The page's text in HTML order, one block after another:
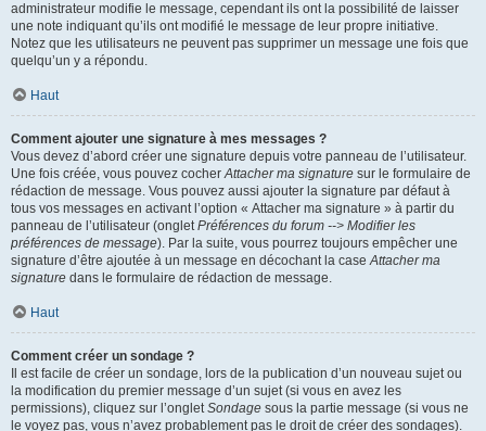
administrateur modifie le message, cependant ils ont la possibilité de laisser
une note indiquant qu’ils ont modifié le message de leur propre initiative.
Notez que les utilisateurs ne peuvent pas supprimer un message une fois que
quelqu’un y a répondu.
Haut
Comment ajouter une signature à mes messages ?
Vous devez d’abord créer une signature depuis votre panneau de l’utilisateur.
Une fois créée, vous pouvez cocherAttacher ma signature sur le formulaire de
rédaction de message. Vous pouvez aussi ajouter la signature par défaut à
tous vos messages en activant l’option « Attacher ma signature » à partir du
panneau de l’utilisateur (ongletPréférences du forum --> Modifier les
préférences de message). Par la suite, vous pourrez toujours empêcher une
signature d’être ajoutée à un message en décochant la caseAttacher ma
signature dans le formulaire de rédaction de message.
Haut
Comment créer un sondage ?
Il est facile de créer un sondage, lors de la publication d’un nouveau sujet ou
la modification du premier message d’un sujet (si vous en avez les
permissions), cliquez sur l’ongletSondage sous la partie message (si vous ne
le voyez pas, vous n’avez probablement pas le droit de créer des sondages).